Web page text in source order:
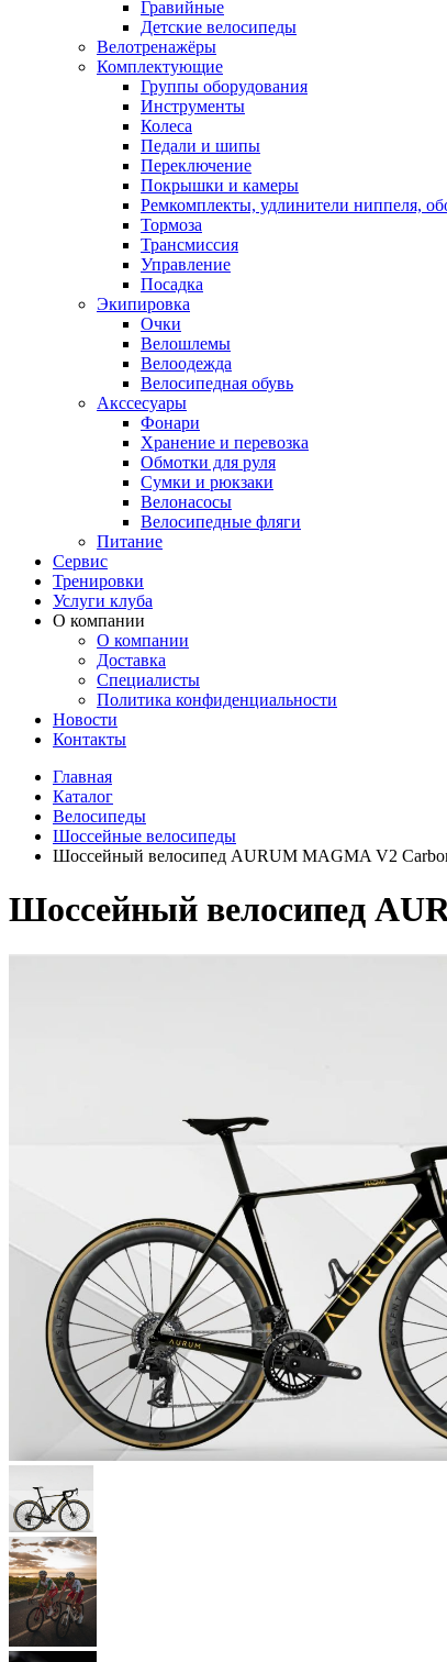
Гравийные
Детские велосипеды
Велотренажёры
Комплектующие
Группы оборудования
Инструменты
Колеса
Педали и шипы
Переключение
Покрышки и камеры
Ремкомплекты, удлинители ниппеля,
Тормоза
Трансмиссия
Управление
Посадка
Экипировка
Очки
Велошлемы
Велоодежда
Велосипедная обувь
Акссесуары
Фонари
Хранение и перевозка
Обмотки для руля
Сумки и рюкзаки
Велонасосы
Велосипедные фляги
Питание
Сервис
Тренировки
Услуги клуба
О компании
О компании
Доставка
Специалисты
Политика конфиденциальности
Новости
Контакты
Главная
Каталог
Велосипеды
Шоссейные велосипеды
Шоссейный велосипед AURUM MAGMA V2
Шоссейный велосипед